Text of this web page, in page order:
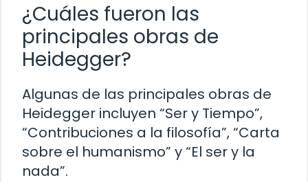
¿Cuáles fueron las
principales obras de
Heidegger?
Algunas de las principales obras de
Heidegger incluyen “Ser y Tiempo”,
“Contribuciones a la filosofía”, “Carta
sobre el humanismo” y “El ser y la
nada”.